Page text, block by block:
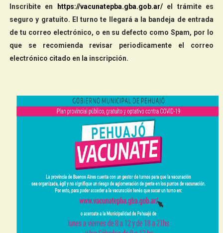
Inscribite en https://vacunatepba.gba.gob.ar/el trámite es
seguro y gratuito. El turno te llegará a la bandeja de entrada
de tu correo electrónico, o en su defecto como Spam, por lo
que se recomienda revisar periodicamente el correo
electrónico citado en la inscripción.